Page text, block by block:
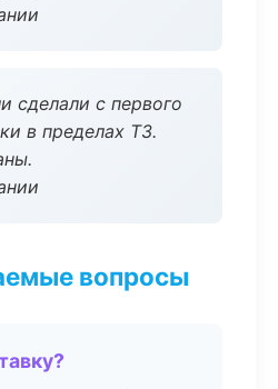
сделали с первого
в пределах ТЗ.
вопросы